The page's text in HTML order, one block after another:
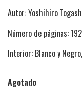
Autor: Yoshihiro
Número de páginas:
Interior: Blanco y
Agotado